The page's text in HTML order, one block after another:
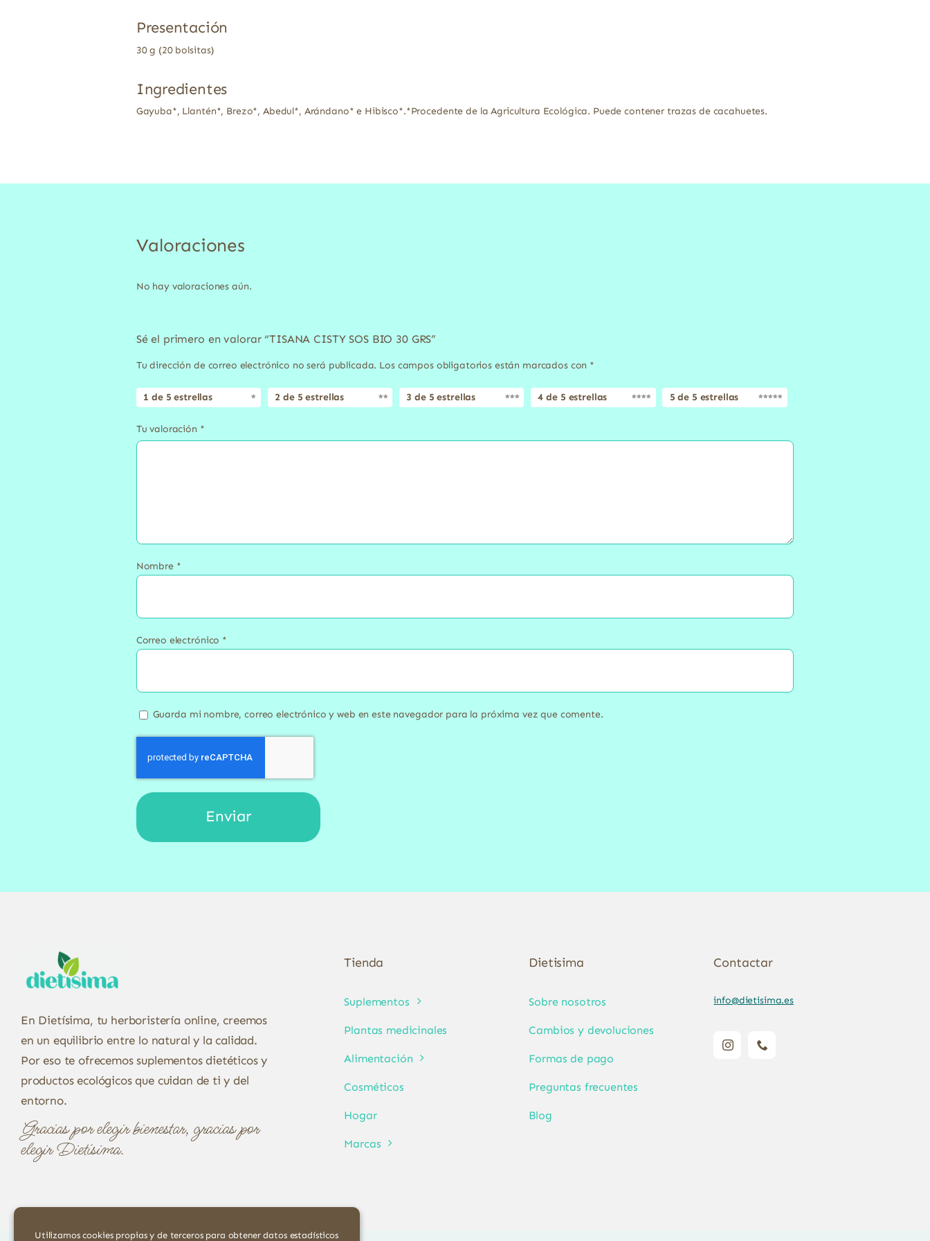
Presentación
30 g (20 bolsitas)
Ingredientes
Gayuba*, Llantén*, Brezo*, Abedul*, Arándano* e Hibisco*.*Procedente de la Agricultura Ecológica. Puede contener trazas de cacahuetes.
Valoraciones
No hay valoraciones aún.
Sé el primero en valorar “TISANA CISTY SOS BIO 30 GRS”
Tu dirección de correo electrónico no será publicada. Los campos obligatorios están marcados con *
1 de 5 estrellas 2 de 5 estrellas 3 de 5 estrellas 4 de 5 estrellas 5 de 5 estrellas
Tu valoración *
Nombre *
Correo electrónico *
Guarda mi nombre, correo electrónico y web en este navegador para la próxima vez que comente.
En Dietísima, tu herboristería online, creemos
en un equilibrio entre lo natural y la calidad.
Por eso te ofrecemos suplementos dietéticos y
productos ecológicos que cuidan de ti y del
entorno.
Gracias por elegir bienestar, gracias por
elegir Dietísima.
Tienda
Suplementos
Plantas medicinales
Alimentación
Cosméticos
Hogar
Marcas
Dietisima
Sobre nosotros
Cambios y devoluciones
Formas de pago
Preguntas frecuentes
Blog
Contactar
info@dietisima.es
Utilizamos cookies propias y de terceros para obtener datos estadísticos